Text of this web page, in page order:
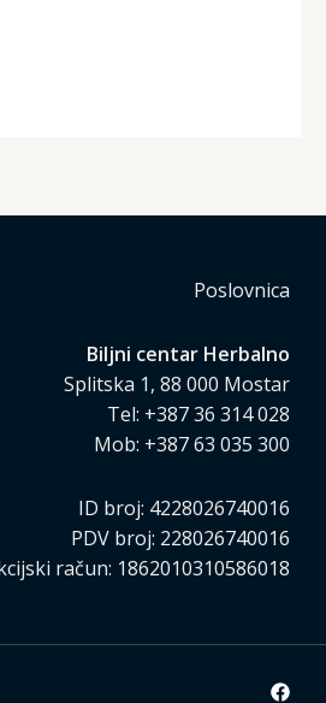
Poslovnica
Biljni centar Herbalno
Splitska 1, 88 000 Mostar
Tel: +387 36 314 028
Mob: +387 63 035 300
ID broj: 4228026740016
PDV broj: 228026740016
račun: 1862010310586018